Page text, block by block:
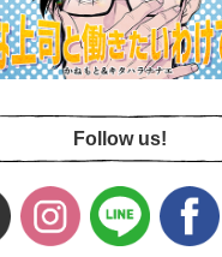
Follow us!